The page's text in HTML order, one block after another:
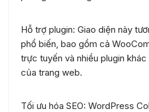
Hỗ trợ plugin: Giao diện này
phổ biến, bao gồm cả
trực tuyến và nhiều plugin
của trang web.
Tối ưu hóa SEO: WordPress